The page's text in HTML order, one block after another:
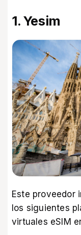
1. Yesim
Este proveedor
los siguientes
virtuales eSIM